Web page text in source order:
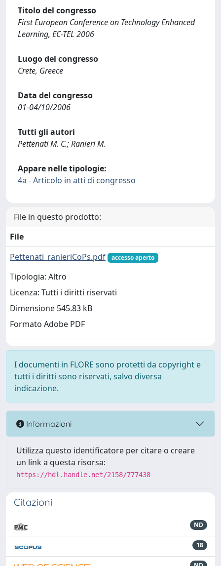
Titolo del congresso
First European Conference on Technology Enhanced
Learning, EC-TEL 2006
Luogo del congresso
Crete, Greece
Data del congresso
01-04/10/2006
Tutti gli autori
Pettenati M. C.; Ranieri M.
Appare nelle tipologie:
4a - Articolo in atti di congresso
File in questo prodotto:
File
Pettenati_ranieriCoPs.pdf
accesso aperto
Tipologia: Altro
Licenza: Tutti i diritti riservati
Dimensione 545.83 kB
Formato Adobe PDF
I documenti in FLORE sono protetti da copyright e
tutti i diritti sono riservati, salvo diversa
indicazione.
Informazioni
Utilizza questo identificatore per citare o creare
un link a questa risorsa:
https://hdl.handle.net/2158/777438
Citazioni
ND
18